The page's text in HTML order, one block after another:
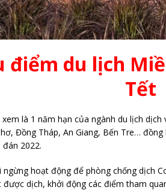
điểm du lịch
Tết
là 1 năm hạn của ngành du lịch
Đồng Tháp, An Giang, Bến Tre…
2022.
ngừng hoạt động để phòng chống dịch
được dịch, khởi động các điểm tham